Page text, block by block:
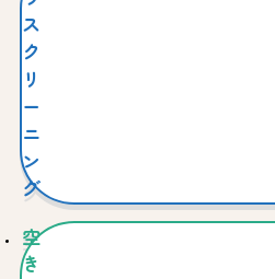
ス
ク
リ
ー
ニ
ン
グ
空
き